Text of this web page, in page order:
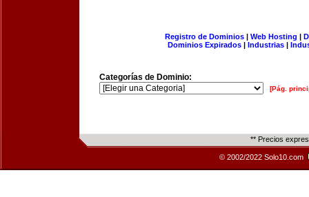
Registro de Dominios| Web Hosting |
Dominios Expirados | Industrias |
Categorías de Dominio:
[Pág.
** Precios
© 2002/2022 Solo10.com